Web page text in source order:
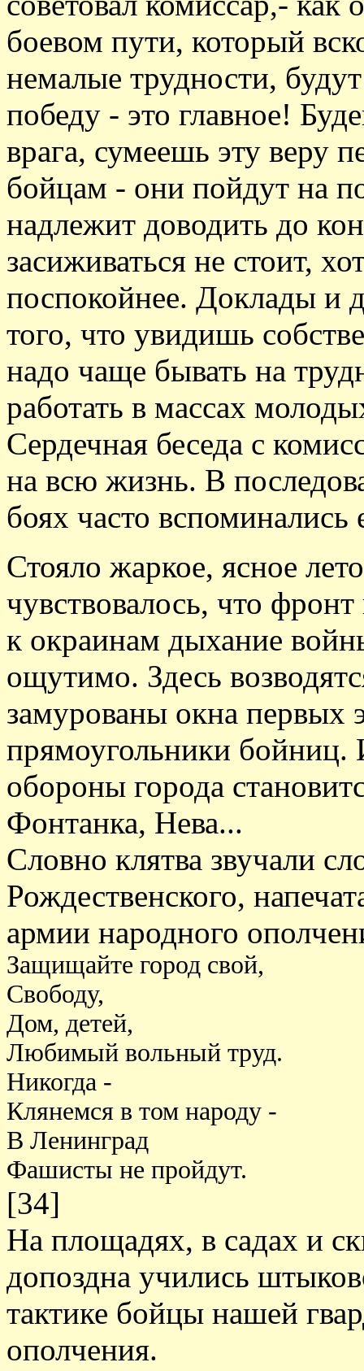
боевом пути, который
немалые трудности,
победу - это главное!
врага, сумеешь эту веру
бойцам - они пойдут на
надлежит доводить до
засиживаться не стоит,
поспокойнее. Доклады и
того, что увидишь
надо чаще бывать на
работать в массах
Сердечная беседа с
на всю жизнь. В
боях часто вспоминались
Стояло жаркое, ясное
чувствовалось, что
к окраинам дыхание
ощутимо. Здесь
замурованы окна первых
прямоугольники
обороны города
Фонтанка, Нева...
Словно клятва звучали
Рождественского,
армии народного
Защищайте город свой,
Свободу,
Дом, детей,
Любимый вольный труд.
Никогда -
Клянемся в том народу -
В Ленинград
Фашисты не пройдут.
[34]
На площадях, в садах и
допоздна учились
тактике бойцы нашей
ополчения.